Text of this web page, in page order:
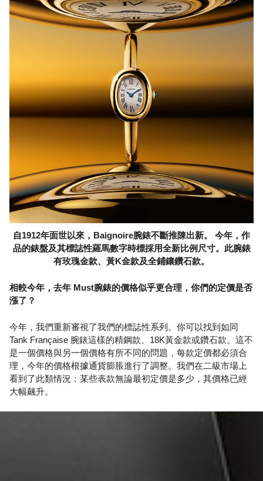
自1912年面世以來，Baignoire腕錶不斷推陳出新。 今年，作
品的錶盤及其標誌性羅馬數字時標採用全新比例尺寸。此腕錶
有玫瑰金款、黃K金款及全鋪鑲鑽石款。
相較今年，去年 Must腕錶的價格似乎更合理，你們的定價是否
漲了？
今年，我們重新審視了我們的標誌性系列。你可以找到如同
Tank Française 腕錶這樣的精鋼款、18K黃金款或鑽石款。這不
是一個價格與另一個價格有所不同的問題，每款定價都必須合
理，今年的價格根據通貨膨脹進行了調整。我們在二級市場上
看到了此類情況：某些表款無論最初定價是多少，其價格已經
大幅飆升。